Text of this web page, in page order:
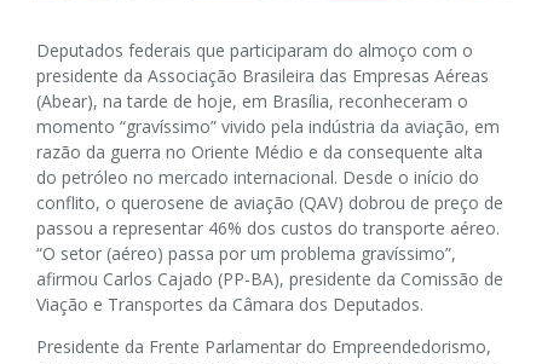
Deputados federais que participaram do almoço com o
presidente da Associação Brasileira das Empresas Aéreas
(Abear), na tarde de hoje, em Brasília, reconheceram o
momento “gravíssimo” vivido pela indústria da aviação, em
razão da guerra no Oriente Médio e da consequente alta
do petróleo no mercado internacional. Desde o início do
conflito, o querosene de aviação (QAV) dobrou de preço de
passou a representar 46% dos custos do transporte aéreo.
“O setor (aéreo) passa por um problema gravíssimo”,
afirmou Carlos Cajado (PP-BA), presidente da Comissão de
Viação e Transportes da Câmara dos Deputados.
Presidente da Frente Parlamentar do Empreendedorismo,